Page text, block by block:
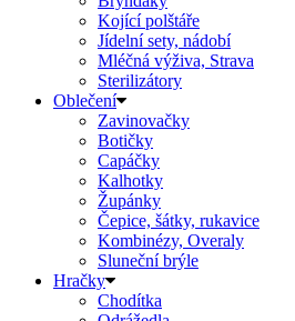
Kojící polštáře
Jídelní sety, nádobí
Mléčná výživa, Strava
Sterilizátory
Oblečení
Zavinovačky
Botičky
Capáčky
Kalhotky
Župánky
Čepice, šátky, rukavice
Kombinézy, Overaly
Sluneční brýle
Hračky
Chodítka